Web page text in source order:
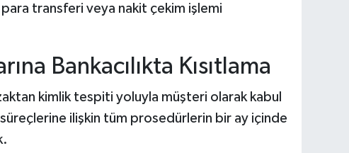
transferi veya nakit çekim işlemi
Bankacılıkta Kısıtlama
kimlik tespiti yoluyla müşteri olarak kabul
ilişkin tüm prosedürlerin bir ay içinde